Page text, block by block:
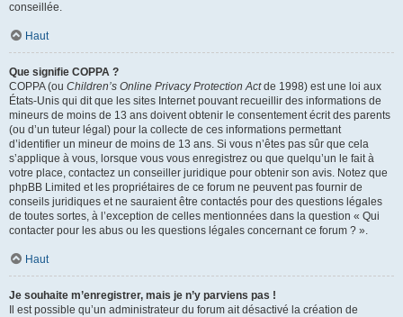
conseillée.
Haut
Que signifie COPPA ?
COPPA (ou Children’s Online Privacy Protection Actde 1998) est une loi aux
États-Unis qui dit que les sites Internet pouvant recueillir des informations de
mineurs de moins de 13 ans doivent obtenir le consentement écrit des parents
(ou d’un tuteur légal) pour la collecte de ces informations permettant
d’identifier un mineur de moins de 13 ans. Si vous n’êtes pas sûr que cela
s’applique à vous, lorsque vous vous enregistrez ou que quelqu’un le fait à
votre place, contactez un conseiller juridique pour obtenir son avis. Notez que
phpBB Limited et les propriétaires de ce forum ne peuvent pas fournir de
conseils juridiques et ne sauraient être contactés pour des questions légales
de toutes sortes, à l’exception de celles mentionnées dans la question « Qui
contacter pour les abus ou les questions légales concernant ce forum ? ».
Haut
Je souhaite m’enregistrer, mais je n’y parviens pas !
Il est possible qu’un administrateur du forum ait désactivé la création de